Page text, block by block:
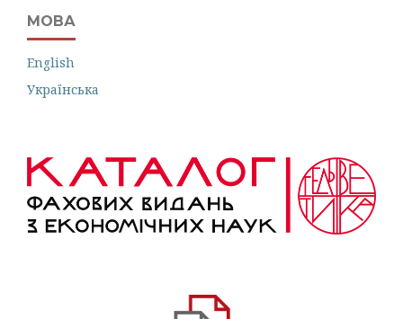
МОВА
English
Українська